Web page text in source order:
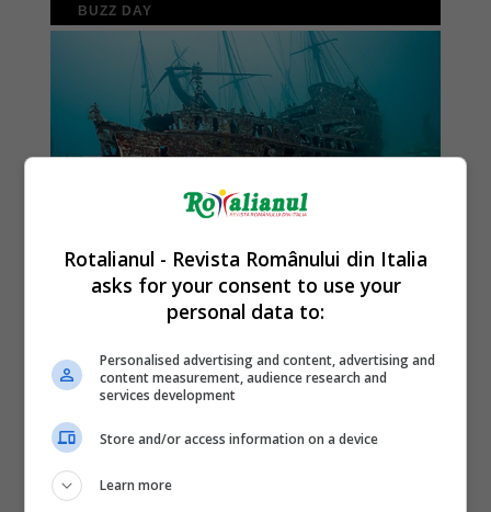
Rotalianul - Revista Românului din Italia
asks for your consent to use your
personal data to:
Personalised advertising and content, advertising and
content measurement, audience research and
services development
Store and/or access information on a device
Learn more